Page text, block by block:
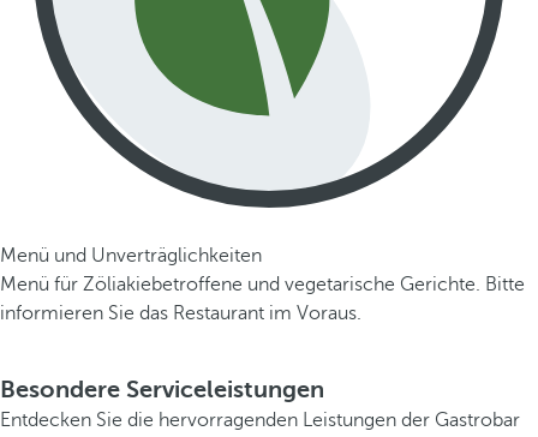
Menü und Unverträglichkeiten
Menü für Zöliakiebetroffene und vegetarische Gerichte. Bitte
informieren Sie das Restaurant im Voraus.
Besondere Serviceleistungen
Entdecken Sie die hervorragenden Leistungen der Gastrobar